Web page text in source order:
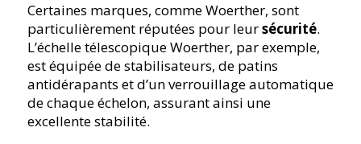
Certaines marques, comme Woerther, sont
particulièrement réputées pour leursécurité.
L’échelle télescopique Woerther, par exemple,
est équipée de stabilisateurs, de patins
antidérapants et d’un verrouillage automatique
de chaque échelon, assurant ainsi une
excellente stabilité.